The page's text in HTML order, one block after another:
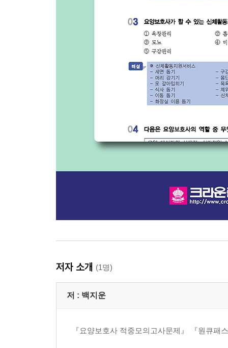
저자 소개 (1명)
저 : 백지운
『요양보호사 적중모의고사문제』 『원큐패